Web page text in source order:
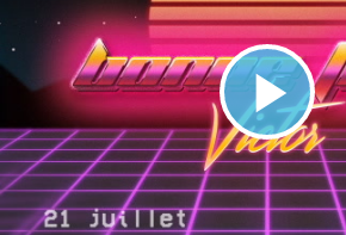
Lire
la